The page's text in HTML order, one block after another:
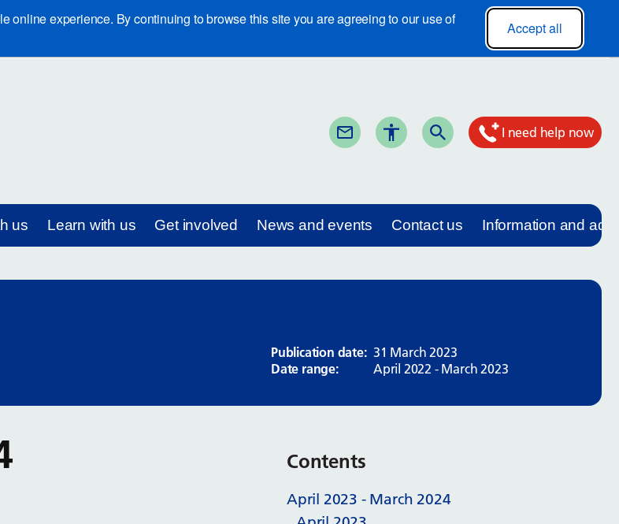
experience. By continuing to browse this site you are agreeing to our use of
Accept all
I need help now
us Learn with us Get involved News and events Contact us Information and
Publication date: 31 March 2023
Date range:
April 2022 - March 2023
Contents
April 2023 - March 2024